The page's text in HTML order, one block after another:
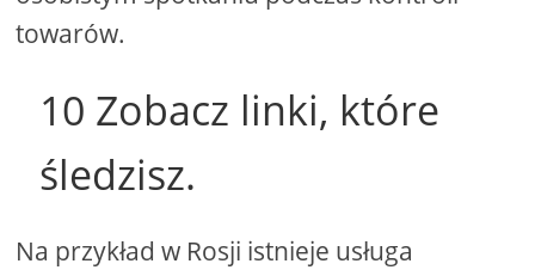
towarów.
10 Zobacz linki, które
śledzisz.
Na przykład w Rosji istnieje usługa